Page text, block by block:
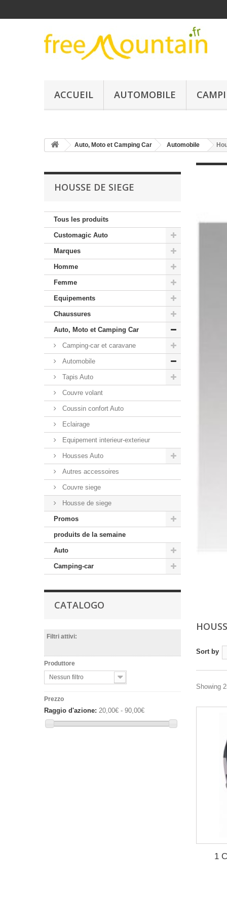
ACCUEIL AUTOMOBILE
Auto, Moto et Camping Car Automobile
HOUSSE DE SIEGE
Tous les produits
Customagic Auto
Marques
Homme
Femme
Equipements
Chaussures
Auto, Moto et Camping Car
Camping-car et caravane
Automobile
Tapis Auto
Couvre volant
Coussin confort Auto
Eclairage
Equipement interieur-exterieur
Housses Auto
Autres accessoires
Couvre siege
Housse de siege
Promos
produits de la semaine
Auto
Camping-car
CATALOGO
Filtri attivi:
Produttore
Nessun filtro
Prezzo
Raggio d'azione: 20,00€ - 90,00€
Sort by
Showing
1